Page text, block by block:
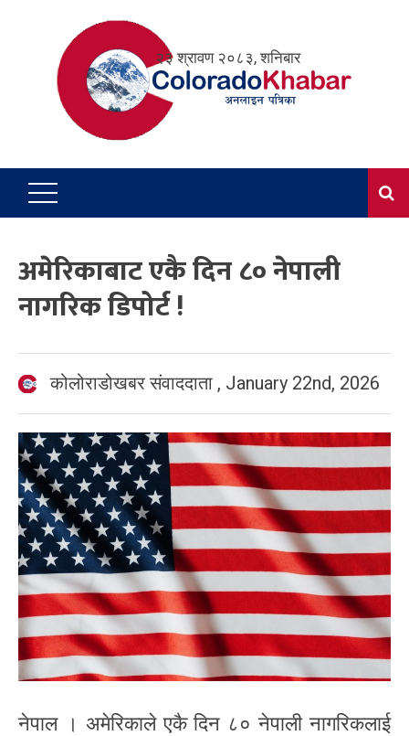
२३ श्रावण २०८३, शनिबार
अमेरिकाबाट एकै दिन ८० नेपाली
नागरिक डिपोर्ट !
कोलोराडोखबर संवाददाता , January 22nd, 2026
नेपाल । अमेरिकाले एकै दिन ८० नेपाली नागरिकलाई